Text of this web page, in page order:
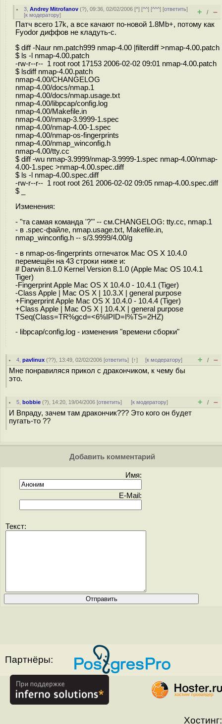
3 ,Andrey Mitrofanov (?), 09:36, 02/02/2006 [^] [^^] [^^^] [ответить]
[к модератору] + / –
Патч всего 17k, а все качают по-новой 1.8Mb+, потому как
Fyodor диффов не кладуть-с.
$ diff -Naur nm.patch999 nmap-4.00 |filterdiff >nmap-4.00.patch
$ ls -l nmap-4.00.patch
-rw-r--r-- 1 root root 17153 2006-02-02 09:01 nmap-4.00.patch
$ lsdiff nmap-4.00.patch
nmap-4.00/CHANGELOG
nmap-4.00/docs/nmap.1
nmap-4.00/docs/nmap.usage.txt
nmap-4.00/libpcap/config.log
nmap-4.00/Makefile.in
nmap-4.00/nmap-3.9999-1.spec
nmap-4.00/nmap-4.00-1.spec
nmap-4.00/nmap-os-fingerprints
nmap-4.00/nmap_winconfig.h
nmap-4.00/tty.cc
$ diff -wu nmap-3.9999/nmap-3.9999-1.spec nmap-4.00/nmap-
4.00-1.spec >nmap-4.00.spec.diff
$ ls -l nmap-4.00.spec.diff
-rw-r--r-- 1 root root 261 2006-02-02 09:05 nmap-4.00.spec.diff
$ _
Изменения:
- "та самая команда '?'" -- см.CHANGELOG: tty.cc, nmap.1
- в .spec-файле, nmap.usage.txt, Makefile.in,
nmap_winconfig.h -- s/3.9999/4.00/g
- в nmap-os-fingerprints отпечаток Mac OS X 10.4.0
перемещён на 43 строки ниже и:
# Darwin 8.1.0 Kernel Version 8.1.0 (Apple Mac OS 10.4.1
Tiger)
-Fingerprint Apple Mac OS X 10.4.0 - 10.4.1 (Tiger)
-Class Apple | Mac OS X | 10.3.X | general purpose
+Fingerprint Apple Mac OS X 10.4.0 - 10.4.4 (Tiger)
+Class Apple | Mac OS X | 10.4.X | general purpose
TSeq(Class=TR%gcd=<6%IPID=I%TS=2HZ)
- libpcap/config.log - изменения "времени сборки"
4 ,pavlinux (??), 13:49, 02/02/2006 [ответить][↑] [к модератору] + / –
Мне понравиляся прикол с дракончиком, к чему бы
это.
5 ,bobbie (?), 14:20, 19/04/2006 [ответить] [к модератору] + / –
И Впраду, зачем там дракончик??? Это кого он будет
пугать-то ??
Добавить комментарий
Имя:
E-Mail:
Текст:
Партнёры:
Хостинг: